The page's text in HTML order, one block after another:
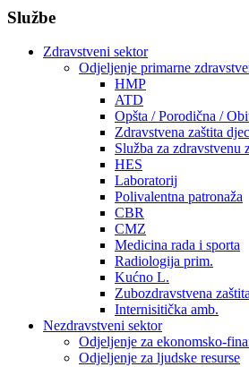
Službe
Zdravstveni sektor
Odjeljenje primarne
HMP
ATD
Opšta / Porodična /
Zdravstvena zaštita
Služba za zdravstvenu
HES
Laboratorij
Polivalentna patronaža
CBR
CMZ
Medicina rada i sporta
Radiologija prim.
Kućno L.
Zubozdravstvena
Internisitička amb.
Nezdravstveni sektor
Odjeljenje za ekonomsko-
Odjeljenje za ljudske resurse